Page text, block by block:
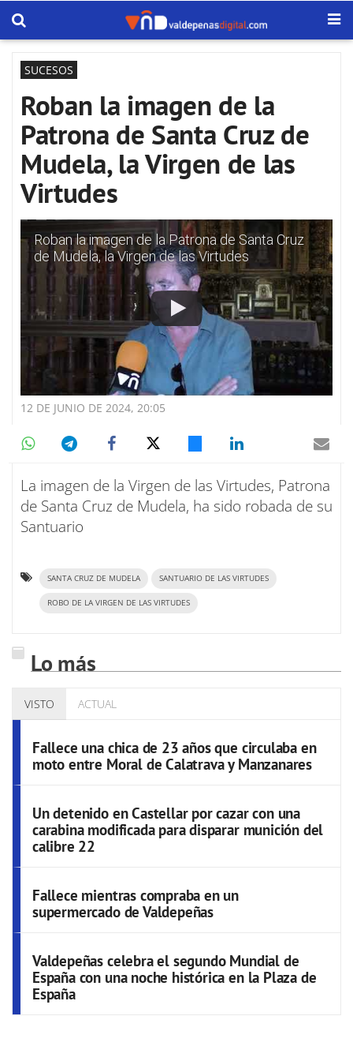
SUCESOS
Roban la imagen de la
Patrona de Santa Cruz de
Mudela, la Virgen de las
Virtudes
Roban la imagen de la Patrona de Santa Cruz
de Mudela, la Virgen de las Virtudes
12 DE JUNIO DE 2024, 20:05
La imagen de la Virgen de las Virtudes, Patrona
de Santa Cruz de Mudela, ha sido robada de su
Santuario
SANTA CRUZ DE MUDELA SANTUARIO DE LAS VIRTUDES
ROBO DE LA VIRGEN DE LAS VIRTUDES
Lo más
VISTO ACTUAL
Fallece una chica de 23 años que circulaba en
moto entre Moral de Calatrava y Manzanares
Un detenido en Castellar por cazar con una
carabina modificada para disparar munición del
calibre 22
Fallece mientras compraba en un
supermercado de Valdepeñas
Valdepeñas celebra el segundo Mundial de
España con una noche histórica en la Plaza de
España